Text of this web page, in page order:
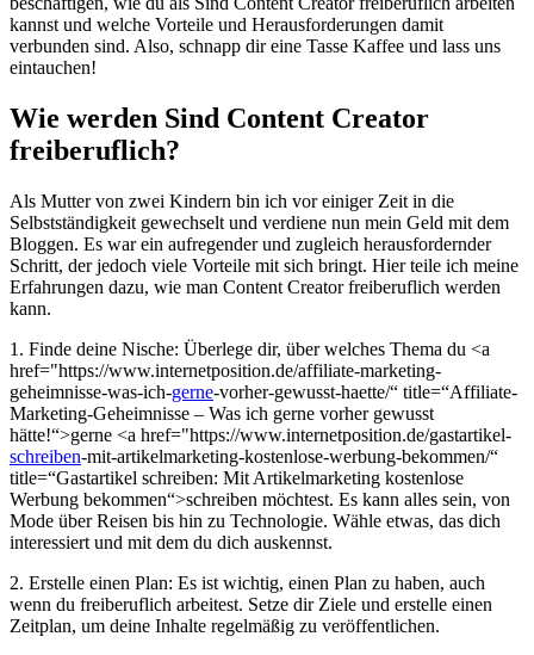
kannst ⁤und welche Vorteile und Herausforderungen damit
verbunden sind. ⁤Also, schnapp dir ‌eine Tasse Kaffee und lass uns
eintauchen!
Wie werden Sind Content Creator
freiberuflich?
Als Mutter von zwei Kindern‍ bin ich vor einiger Zeit in die
Selbstständigkeit‌ gewechselt und verdiene nun mein Geld⁣ mit dem
Bloggen. Es war ein aufregender und zugleich herausfordernder
Schritt, der‌ jedoch viele Vorteile mit sich bringt. Hier teile ich meine
Erfahrungen dazu, wie man Content Creator freiberuflich werden
kann.
1. Finde deine Nische: Überlege dir, über welches Thema du <a
href="https://www.internetposition.de/affiliate-marketing-
geheimnisse-was-ich-gerne-vorher-gewusst-haette/“ title=“Affiliate-
Marketing-Geheimnisse – Was ich gerne vorher gewusst
hätte!“>gerne <a href="https://www.internetposition.de/gastartikel-
schreiben-mit-artikelmarketing-kostenlose-werbung-bekommen/“
title=“Gastartikel schreiben: Mit Artikelmarketing kostenlose
Werbung bekommen“>schreiben möchtest. Es ⁣kann alles sein, von
Mode über Reisen bis hin zu ‍Technologie. Wähle etwas, das dich
interessiert und mit dem du dich auskennst.
2. Erstelle einen Plan: Es ist wichtig, einen Plan zu haben, auch
wenn du freiberuflich arbeitest. Setze dir Ziele und erstelle einen
Zeitplan, um deine Inhalte ⁤regelmäßig zu veröffentlichen.